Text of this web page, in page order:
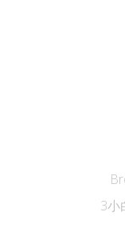
3小